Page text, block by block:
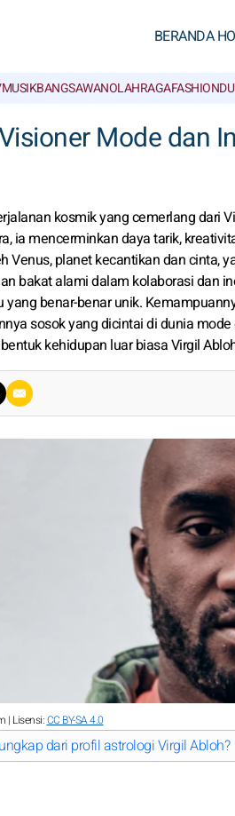
BERANDA
MUSIKBANGSAWANOLAHRAGAFASHION
Mode dan
kosmik yang cemerlang dari
ia mencerminkan daya tarik,
Venus, planet kecantikan dan cinta,
bakat alami dalam kolaborasi dan
benar-benar unik.
sosok yang dicintai di dunia
kehidupan luar biasa Virgil
| Lisensi:CC BY-SA 4.0
dari profil astrologi Virgil Abloh?